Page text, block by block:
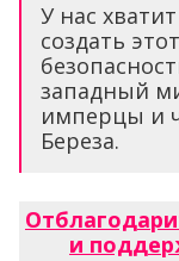
У нас
создать
западный
имперцы и
Береза.
и